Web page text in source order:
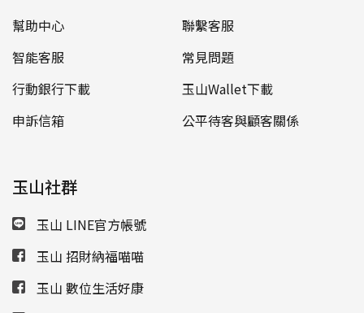
幫助中心
聯繫客服
智能客服
常見問題
行動銀行下載
玉山Wallet下載
申訴信箱
公平待客與顧客關係
玉山社群
玉山 LINE官方帳號
玉山 招財納福喵喵
玉山 數位生活好康